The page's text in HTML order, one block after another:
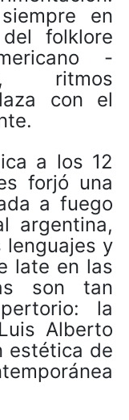
en
folklore
-
ritmos
con el
a los 12
forjó una
a fuego
argentina,
lenguajes y
late en las
son tan
la
Alberto
estética de